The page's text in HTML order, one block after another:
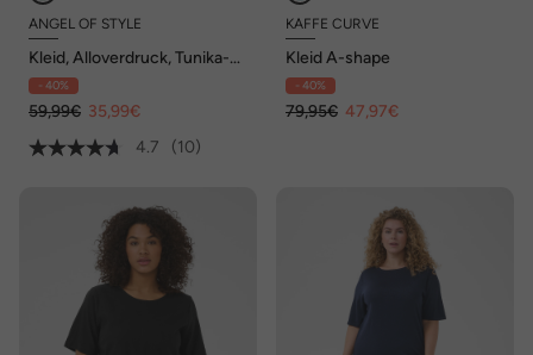
ANGEL OF STYLE
Kleid, Alloverdruck, Tunika-
Ausschnitt
- 40%
59,99€ 35,99€
4.7
(10)
KAFFE CURVE
Kleid A-shape
- 40%
79,95€ 47,97€